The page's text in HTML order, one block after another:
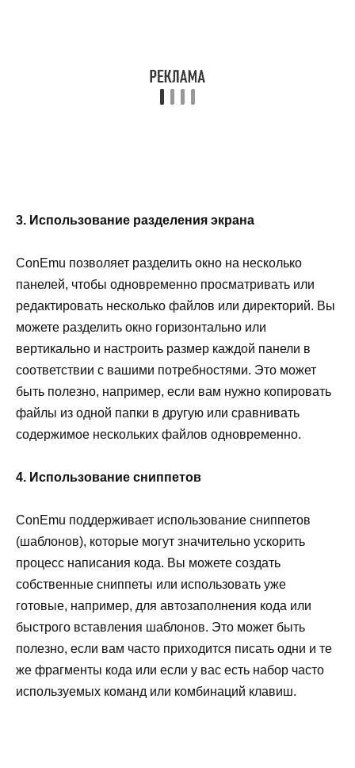
3. Использование разделения экрана
ConEmu позволяет разделить окно на несколько
панелей, чтобы одновременно просматривать или
редактировать несколько файлов или директорий. Вы
можете разделить окно горизонтально или
вертикально и настроить размер каждой панели в
соответствии с вашими потребностями. Это может
быть полезно, например, если вам нужно копировать
файлы из одной папки в другую или сравнивать
содержимое нескольких файлов одновременно.
4. Использование сниппетов
ConEmu поддерживает использование сниппетов
(шаблонов), которые могут значительно ускорить
процесс написания кода. Вы можете создать
собственные сниппеты или использовать уже
готовые, например, для автозаполнения кода или
быстрого вставления шаблонов. Это может быть
полезно, если вам часто приходится писать одни и те
же фрагменты кода или если у вас есть набор часто
используемых команд или комбинаций клавиш.